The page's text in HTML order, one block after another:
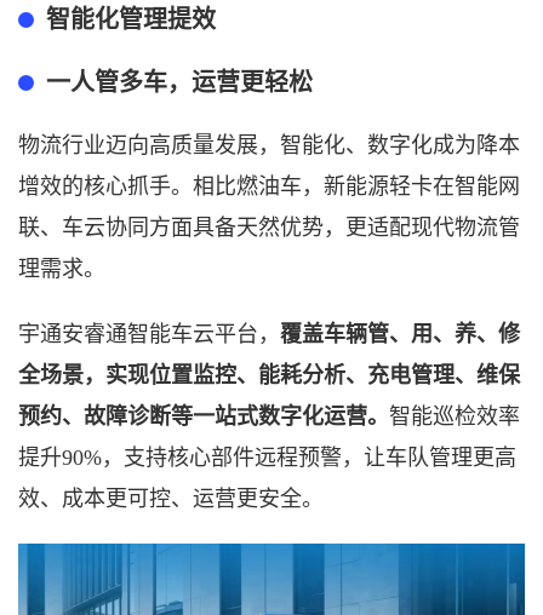
智能化管理提效
一人管多车，运营更轻松
物流行业迈向高质量发展，智能化、数字化成为降本
增效的核心抓手。相比燃油车，新能源轻卡在智能网
联、车云协同方面具备天然优势，更适配现代物流管
理需求。
宇通安睿通智能车云平台， 覆盖车辆管、用、养、修
全场景，实现位置监控、能耗分析、充电管理、维保
预约、故障诊断等一站式数字化运营。 智能巡检效率
提升90%，支持核心部件远程预警，让车队管理更高
效、成本更可控、运营更安全。